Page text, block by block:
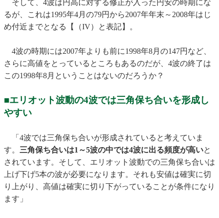
そして、4波は円高に対する修正が入った円安の時期にな
るが、これは1995年4月の79円から2007年年末～2008年はじ
め付近までとなる【（IV）と表記】。
4波の時期には2007年よりも前に1998年8月の147円など、
さらに高値をとっているところもあるのだが、4波の終了は
この1998年8月ということはないのだろうか？
■エリオット波動の4波では三角保ち合いを形成し
やすい
「4波では三角保ち合いが形成されていると考えていま
す。 三角保ち合いは1～5波の中では4波に出る頻度が高いと
されています。そして、エリオット波動での三角保ち合いは
上げ下げ5本の波が必要になります。それも安値は確実に切
り上がり、高値は確実に切り下がっていることが条件になり
ます」